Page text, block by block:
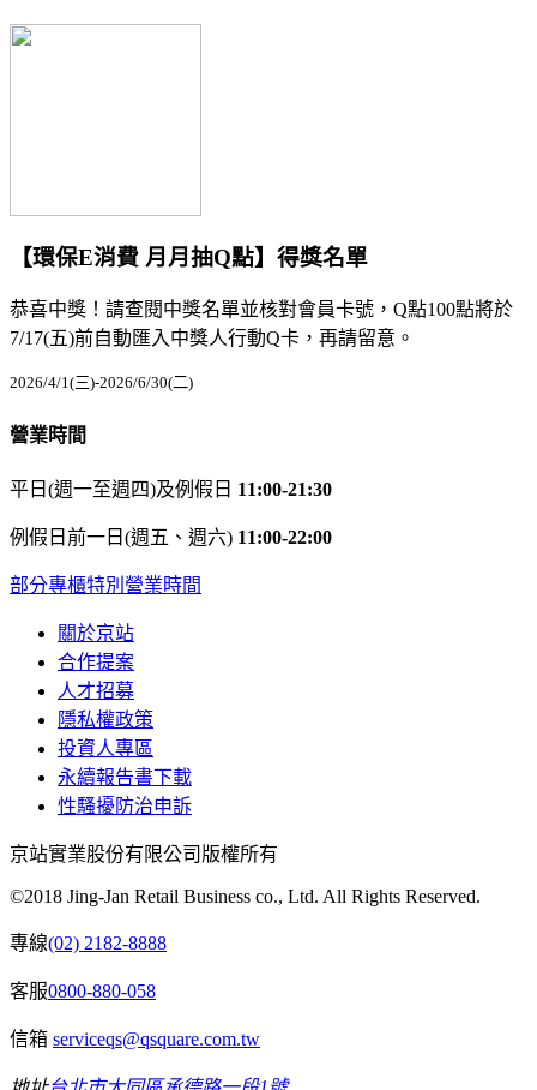
【環保E消費 月月抽Q點】得獎名單
恭喜中獎！請查閱中獎名單並核對會員卡號，Q點100點將於
7/17(五)前自動匯入中獎人行動Q卡，再請留意。
2026/4/1(三)-2026/6/30(二)
營業時間
平日(週一至週四)及例假日 11:00-21:30
例假日前一日(週五、週六) 11:00-22:00
部分專櫃特別營業時間
關於京站
合作提案
人才招募
隱私權政策
投資人專區
永續報告書下載
性騷擾防治申訴
京站實業股份有限公司版權所有
©2018 Jing-Jan Retail Business co., Ltd. All Rights Reserved.
專線(02) 2182-8888
客服0800-880-058
信箱 serviceqs@qsquare.com.tw